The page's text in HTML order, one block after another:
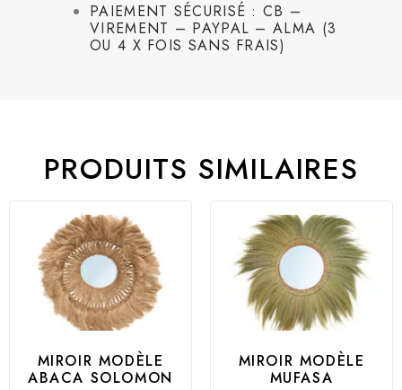
PAIEMENT SÉCURISÉ : CB –
VIREMENT – PAYPAL – ALMA (3
OU 4 X FOIS SANS FRAIS)
PRODUITS SIMILAIRES
MIROIR MODÈLE
ABACA SOLOMON
MIROIR MODÈLE
MUFASA